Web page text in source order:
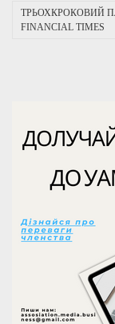
ТРЬОХКРОКОВИЙ
FINANCIAL TIMES